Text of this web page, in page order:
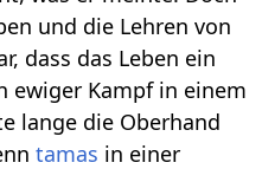
und die Lehren von
dass das Leben ein
ewiger Kampf in einem
lange die Oberhand
tamas in einer